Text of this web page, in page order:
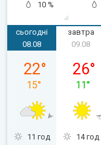
10 %
сьогодні
субота, 08.08
08.08
22°
15°
11 год
завтра
09.08
26°
11°
14 год